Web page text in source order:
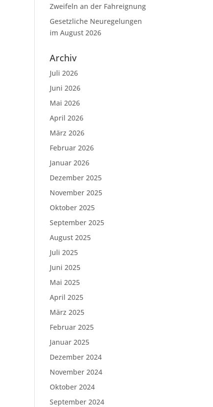
Zweifeln an der Fahreignung
Gesetzliche Neuregelungen
im August 2026
Archiv
Juli 2026
Juni 2026
Mai 2026
April 2026
März 2026
Februar 2026
Januar 2026
Dezember 2025
November 2025
Oktober 2025
September 2025
August 2025
Juli 2025
Juni 2025
Mai 2025
April 2025
März 2025
Februar 2025
Januar 2025
Dezember 2024
November 2024
Oktober 2024
September 2024